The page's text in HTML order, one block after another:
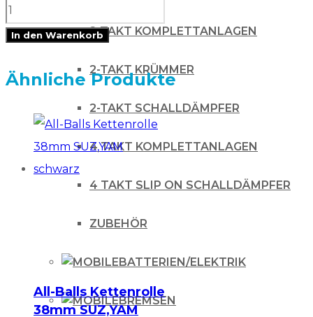
2-TAKT KOMPLETTANLAGEN
2-TAKT KRÜMMER
2-TAKT SCHALLDÄMPFER
4 TAKT KOMPLETTANLAGEN
4 TAKT SLIP ON SCHALLDÄMPFER
ZUBEHÖR
BATTERIEN/ELEKTRIK
BREMSEN
RTechmx
Kühlerspoiler
KTM
EXC
Orange/Schwarz
In den Warenkorb
Ähnliche Produkte
All-Balls Kettenrolle
38mm SUZ,YAM